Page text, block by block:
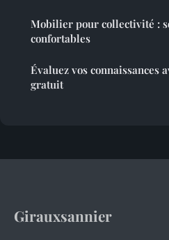
Mobilier pour collectivité :
confortables
Évaluez vos connaissances
gratuit
Girauxsannier